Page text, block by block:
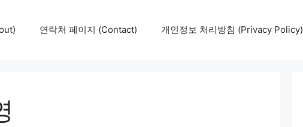
연락처 페이지 (Contact) 개인정보 처리방침 (Privacy Policy)